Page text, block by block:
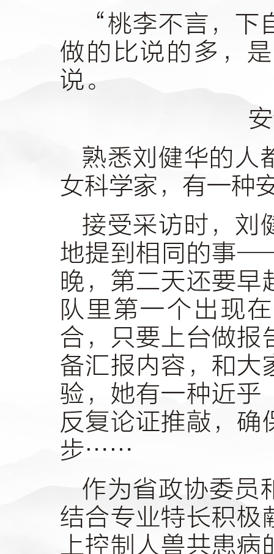
“桃李不言，下
做的比说的多，
说。
熟悉刘健华的人
女科学家，有一种
接受采访时，刘
地提到相同的事
晚，第二天还要早
队里第一个出现
合，只要上台做报
备汇报内容，和大
验，她有一种近
反复论证推敲，确
步……
作为省政协委员
结合专业特长积极
上控制人兽共患